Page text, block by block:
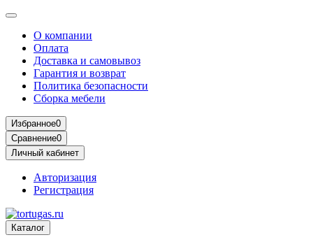
О компании
Оплата
Доставка и самовывоз
Гарантия и возврат
Политика безопасности
Сборка мебели
Избранное0
Сравнение0
Личный кабинет
Авторизация
Регистрация
Каталог